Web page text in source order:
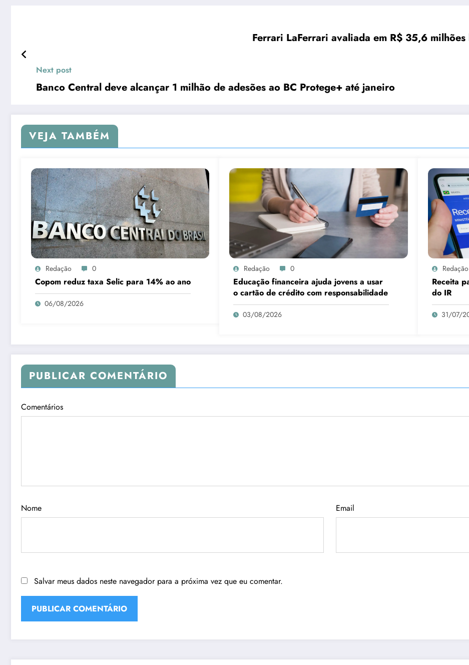
Ferrari LaFerrari avaliada em R$ 35,6
Next post
Banco Central deve alcançar 1 milhão de adesões ao BC Protege+ até janeiro
VEJA TAMBÉM
Redação 0
Copom reduz taxa Selic para 14% ao ano
06/08/2026
Redação 0
Educação financeira ajuda jovens a usar
o cartão de crédito com responsabilidade
03/08/2026
Redação
Receita
do IR
31/07/
PUBLICAR COMENTÁRIO
Comentários
Nome Email
Salvar meus dados neste navegador para a próxima vez que eu comentar.